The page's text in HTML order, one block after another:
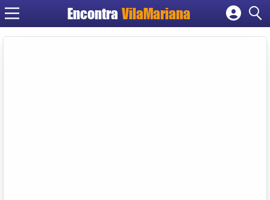
EncontraVilaMariana
Cadastrar empresa